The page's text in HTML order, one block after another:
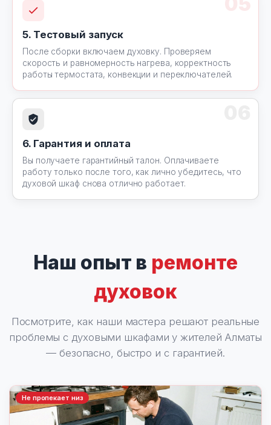
5. Тестовый запуск
После сборки включаем духовку. Проверяем
скорость и равномерность нагрева, корректность
работы термостата, конвекции и переключателей.
6. Гарантия и оплата
Вы получаете гарантийный талон. Оплачиваете
работу только после того, как лично убедитесь, что
духовой шкаф снова отлично работает.
Наш опыт в ремонте
духовок
Посмотрите, как наши мастера решают реальные
проблемы с духовыми шкафами у жителей Алматы
— безопасно, быстро и с гарантией.
Не пропекает низ